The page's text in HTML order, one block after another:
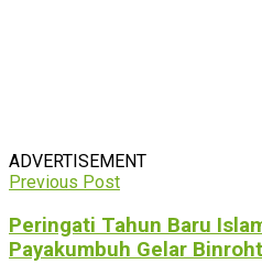
ADVERTISEMENT
Previous Post
Peringati Tahun Baru
Payakumbuh Gelar